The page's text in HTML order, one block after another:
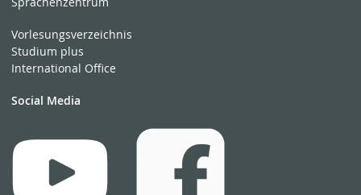
Vorlesungsverzeichnis
Studium plus
International Office
Social Media